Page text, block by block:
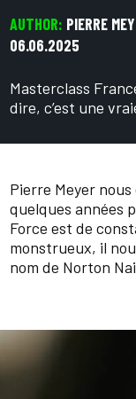
AUTHOR: PIERRE
06.06.2025
Masterclass
dire, c’est une
Pierre Meyer
quelques années
Force est de
monstrueux, il
nom de Norton